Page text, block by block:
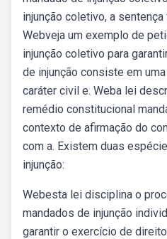
injunção coletivo, a
Webveja um exemplo de
injunção coletivo para
de injunção consiste em
caráter civil e. Weba lei
remédio constitucional
contexto de afirmação do
com a. Existem duas
injunção:
Webesta lei disciplina o
mandados de injunção
garantir o exercício de